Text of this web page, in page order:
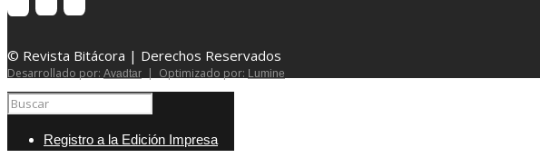
© Revista Bitácora | Derechos Reservados
Desarrollado por: Avadtar | Optimizado por: Lumine
Registro a la Edición Impresa